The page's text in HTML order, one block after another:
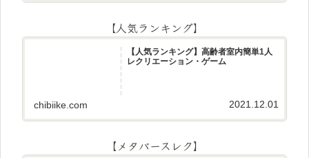
【人気ランキング】
【人気ランキング】高齢者室内簡単1人
レクリエーション・ゲーム
chibiike.com 2021.12.01
【メタバースレク】